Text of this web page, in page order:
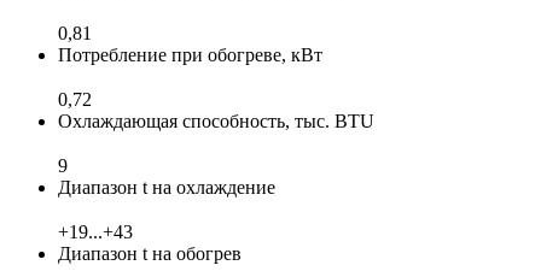
0,81
Потребление при обогреве, кВт
0,72
Охлаждающая способность, тыс. BTU
9
Диапазон t на охлаждение
+19...+43
Диапазон t на обогрев